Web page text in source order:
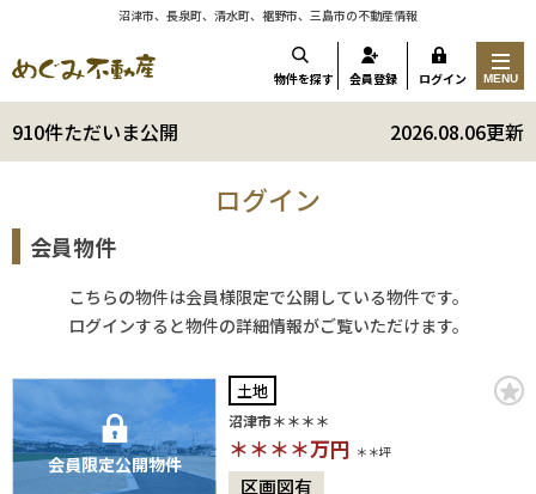
沼津市、長泉町、清水町、裾野市、三島市の不動産情報
910件ただいま公開 2026.08.06更新
物件を探す 会員登録 ログイン MENU
ログイン
会員物件
こちらの物件は会員様限定で公開している物件です。
ログインすると物件の詳細情報がご覧いただけます。
会員限定公開物件
土地
沼津市＊＊＊＊
＊＊＊＊万円 ＊＊坪
区画図有